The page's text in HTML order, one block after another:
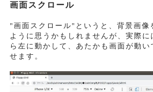
画面スクロール
"画面スクロール"というと、背景画像
ように思うかもしれませんが、実際に
ら左に動かして、あたかも画面が動い
せます。